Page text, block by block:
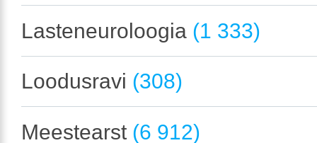
Lasteneuroloogia (1 333)
Loodusravi (308)
Meestearst (6 912)